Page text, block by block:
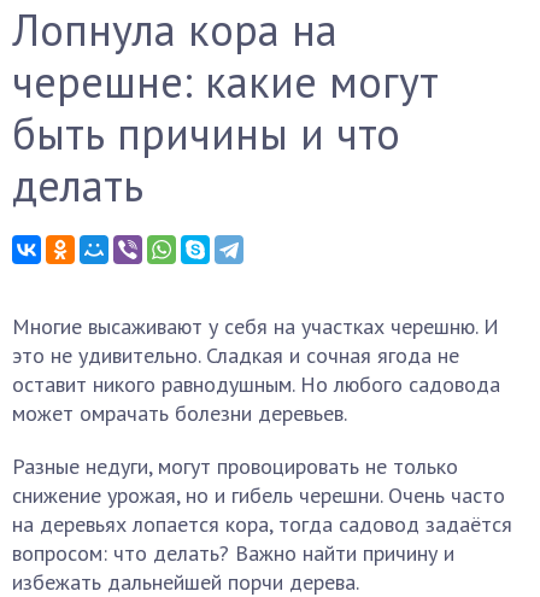
Лопнула кора на
черешне: какие могут
быть причины и что
делать
Многие высаживают у себя на участках черешню. И
это не удивительно. Сладкая и сочная ягода не
оставит никого равнодушным. Но любого садовода
может омрачать болезни деревьев.
Разные недуги, могут провоцировать не только
снижение урожая, но и гибель черешни. Очень часто
на деревьях лопается кора, тогда садовод задаётся
вопросом: что делать? Важно найти причину и
избежать дальнейшей порчи дерева.